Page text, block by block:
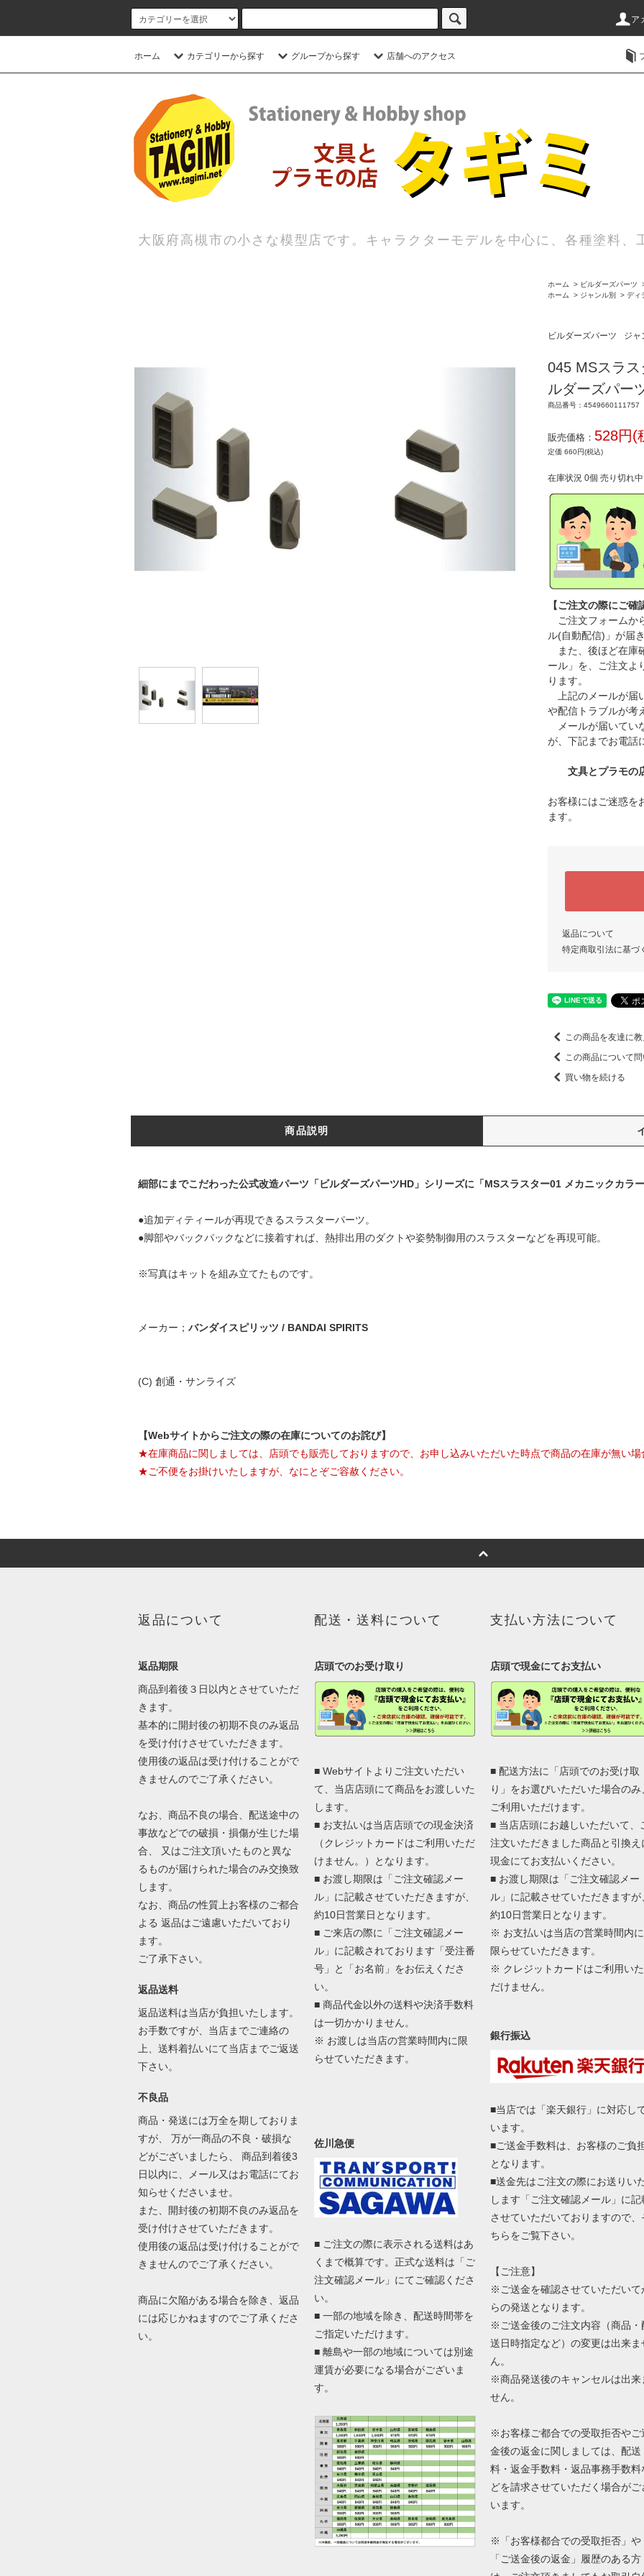
ア
ホーム カテゴリーから探す グループから探す 店舗へのアクセス
大阪府高槻市の小さな模型店です。キャラクターモデルを中心に、各種塗料、
ホーム > ビルダーズパーツ
ホーム
> ジャンル別 > ディ
ビルダーズパーツ ジャ
045 MSスラ
ルダーズパー
商品番号：4549660111757
販売価格： 528円(
定価 660円(税込)
在庫状況 0個 売り切れ
【ご注文の際にご確
ご注文フォームか
ル(自動配信)」が届き
また、後ほど在庫
ール」を、ご注文よ
ります。
上記のメールが届
や配信トラブルが考
メールが届いてい
が、下記までお電話
文具とプラモ
お客様にはご迷惑を
ます。
返品について
特定商取引法に基づ
この商品を友達に教
この商品について
買い物を続ける
商品説明
細部にまでこだわった公式改造パーツ「ビルダーズパーツHD」シリーズに「MSスラスター01 メカニックカラ
●追加ディティールが再現できるスラスターパーツ。
●脚部やバックパックなどに接着すれば、熱排出用のダクトや姿勢制御用のスラスターなどを再現可能。
※写真はキットを組み立てたものです。
メーカー； バンダイスピリッツ / BANDAI SPIRITS
(C) 創通・サンライズ
【Webサイトからご注文の際の在庫についてのお詫び】
★在庫商品に関しましては、店頭でも販売しておりますので、お申し込みいただいた時点で商品の在庫が無い場
★ご不便をお掛けいたしますが、なにとぞご容赦ください。
返品について
返品期限
商品到着後３日以内とさせていただ
きます。
基本的に開封後の初期不良のみ返品
を受け付けさせていただきます。
使用後の返品は受け付けることがで
きませんのでご了承ください。
なお、商品不良の場合、配送途中の
事故などでの破損・損傷が生じた場
合、 又はご注文頂いたものと異な
るものが届けられた場合のみ交換致
します。
なお、商品の性質上お客様のご都合
よる 返品はご遠慮いただいており
ます。
ご了承下さい。
返品送料
返品送料は当店が負担いたします。
お手数ですが、当店までご連絡の
上、送料着払いにて当店までご返送
下さい。
不良品
商品・発送には万全を期しておりま
すが、 万が一商品の不良・破損な
どがございましたら、 商品到着後3
日以内に、メール又はお電話にてお
知らせくださいませ。
また、開封後の初期不良のみ返品を
受け付けさせていただきます。
使用後の返品は受け付けることがで
きませんのでご了承ください。
商品に欠陥がある場合を除き、返品
には応じかねますのでご了承くださ
い。
配送・送料について
店頭でのお受け取り
■ Webサイトよりご注文いただい
て、当店店頭にて商品をお渡しいた
します。
■ お支払いは当店店頭での現金決済
（クレジットカードはご利用いただ
けません。）となります。
■ お渡し期限は「ご注文確認メー
ル」に記載させていただきますが、
約10日営業日となります。
■ ご来店の際に「ご注文確認メー
ル」に記載されております「受注番
号」と「お名前」をお伝えくださ
い。
■ 商品代金以外の送料や決済手数料
は一切かかりません。
※ お渡しは当店の営業時間内に限
らせていただきます。
佐川急便
■ ご注文の際に表示される送料はあ
くまで概算です。正式な送料は「ご
注文確認メール」にてご確認くださ
い。
■ 一部の地域を除き、配送時間帯を
ご指定いただけます。
■ 離島や一部の地域については別途
運賃が必要になる場合がございま
す。
支払い方法について
店頭で現金にてお支払い
■ 配送方法に「店頭でのお受け取
り」をお選びいただいた場合のみ
ご利用いただけます。
■ 当店店頭にお越しいただいて、
注文いただきました商品と引換え
現金にてお支払いください。
■ お渡し期限は「ご注文確認メー
ル」に記載させていただきますが
約10日営業日となります。
※ お支払いは当店の営業時間内に
限らせていただきます。
※ クレジットカードはご利用いた
だけません。
銀行振込
■当店では「楽天銀行」に対応し
います。
■ご送金手数料は、お客様のご負
となります。
■送金先はご注文の際にお送りい
します「ご注文確認メール」に記
させていただいておりますので、
ちらをご覧下さい。
【ご注意】
※ご送金を確認させていただいて
らの発送となります。
※ご送金後のご注文内容（商品・
送日時指定など）の変更は出来ま
ん。
※商品発送後のキャンセルは出来
せん。
※お客様ご都合での受取拒否やご
金後の返金に関しましては、配送
料・返金手数料・返品事務手数料
どを請求させていただく場合がご
います。
※「お客様都合での受取拒否」や
「ご送金後の返金」履歴のある方